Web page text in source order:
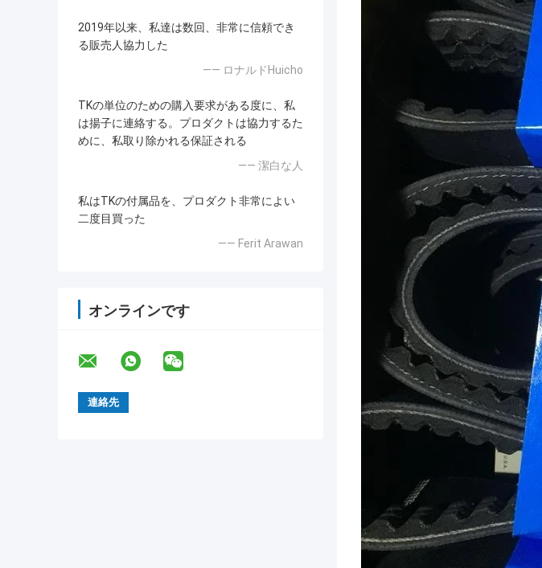
2019年以来、私達は数回、非常に信頼でき
る販売人協力した
—— ロナルドHuicho
TKの単位のための購入要求がある度に、私
は揚子に連絡する。プロダクトは協力するた
めに、私取り除かれる保証される
—— 潔白な人
私はTKの付属品を、プロダクト非常によい
二度目買った
—— Ferit Arawan
オンラインです